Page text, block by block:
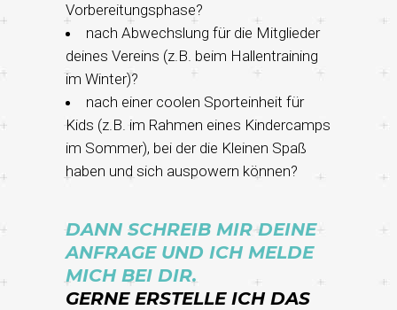
Vorbereitungsphase?
nach Abwechslung für die Mitglieder
deines Vereins (z.B. beim Hallentraining
im Winter)?
nach einer coolen Sporteinheit für
Kids (z.B. im Rahmen eines Kindercamps
im Sommer), bei der die Kleinen Spaß
haben und sich auspowern können?
DANN SCHREIB MIR DEINE
ANFRAGE UND ICH MELDE
MICH BEI DIR.
GERNE ERSTELLE ICH DAS